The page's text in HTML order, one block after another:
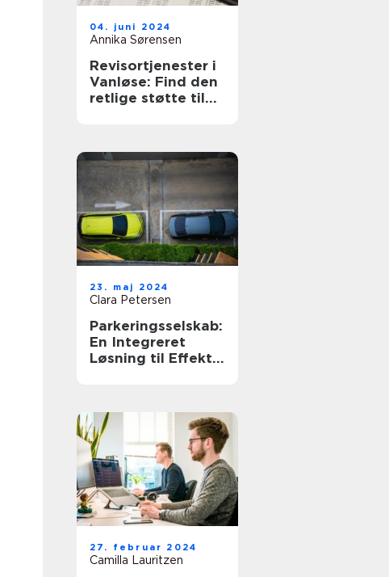
04. juni 2024
Annika Sørensen
Revisortjenester i
Vanløse: Find den
retlige støtte til
23. maj 2024
Clara Petersen
Parkeringsselskab:
En Integreret
Løsning til Effektiv
27. februar 2024
Camilla Lauritzen